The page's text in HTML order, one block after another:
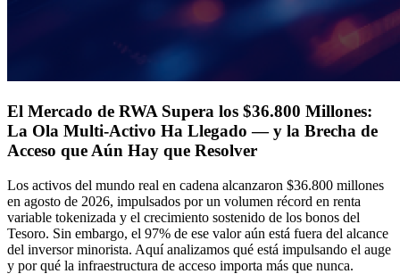
El Mercado de RWA Supera los $36.800 Millones:
La Ola Multi-Activo Ha Llegado — y la Brecha de
Acceso que Aún Hay que Resolver
Los activos del mundo real en cadena alcanzaron $36.800 millones
en agosto de 2026, impulsados por un volumen récord en renta
variable tokenizada y el crecimiento sostenido de los bonos del
Tesoro. Sin embargo, el 97% de ese valor aún está fuera del alcance
del inversor minorista. Aquí analizamos qué está impulsando el auge
y por qué la infraestructura de acceso importa más que nunca.